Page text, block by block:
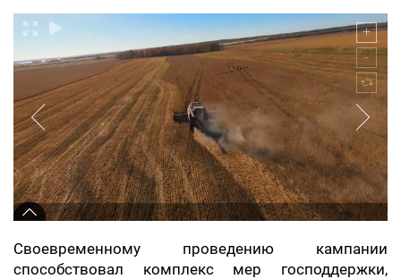
Своевременному проведению кампании
способствовал комплекс мер господдержки,